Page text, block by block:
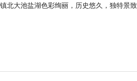
北大池盐湖色彩绚丽，历史悠久，独特景